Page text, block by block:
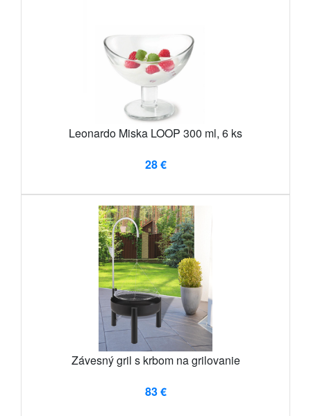
Leonardo Miska LOOP 300 ml, 6 ks
28 €
Závesný gril s krbom na grilovanie
83 €